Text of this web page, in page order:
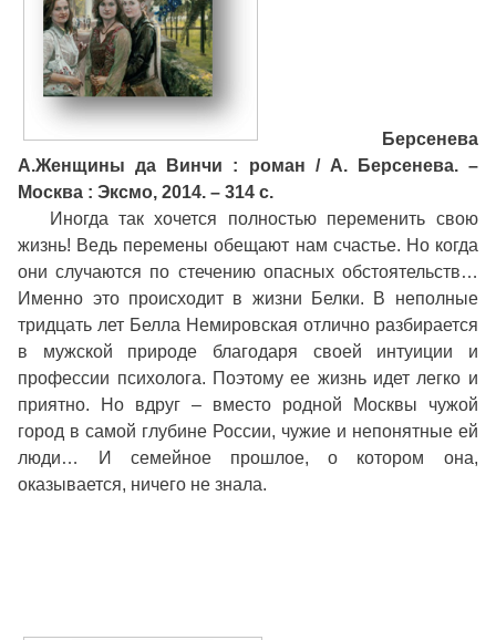
Берсенева
А.Женщины да Винчи : роман / А. Берсенева. –
Москва : Эксмо, 2014. – 314 с.
Иногда так хочется полностью переменить свою
жизнь! Ведь перемены обещают нам счастье. Но когда
они случаются по стечению опасных обстоятельств…
Именно это происходит в жизни Белки. В неполные
тридцать лет Белла Немировская отлично разбирается
в мужской природе благодаря своей интуиции и
профессии психолога. Поэтому ее жизнь идет легко и
приятно. Но вдруг – вместо родной Москвы чужой
город в самой глубине России, чужие и непонятные ей
люди… И семейное прошлое, о котором она,
оказывается, ничего не знала.